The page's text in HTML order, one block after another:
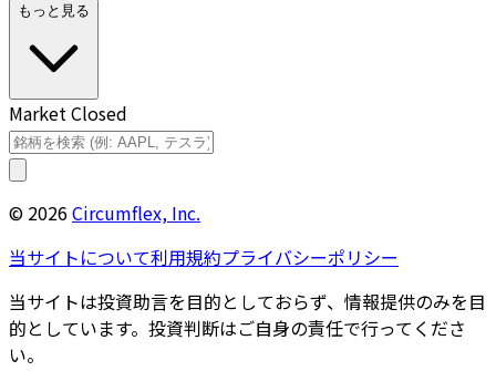
もっと見る
Market Closed
© 2026Circumflex, Inc.
当サイトについて利用規約プライバシーポリシー
当サイトは投資助言を目的としておらず、情報提供のみを目
的としています。投資判断はご自身の責任で行ってくださ
い。